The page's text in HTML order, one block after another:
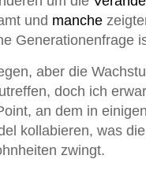
und manche
Generationenfrage
aber die
doch ich
an dem in
kollabieren, was
zwingt.